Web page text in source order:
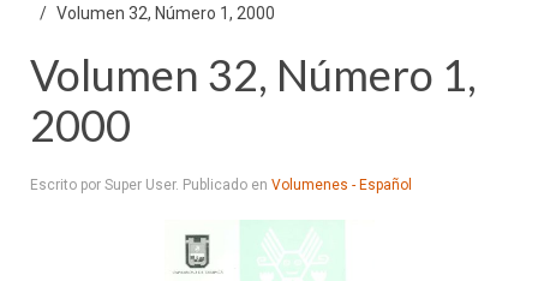
Volumen 32, Número 1, 2000
Volumen 32, Número 1,
2000
Escrito por Super User. Publicado en Volumenes - Español